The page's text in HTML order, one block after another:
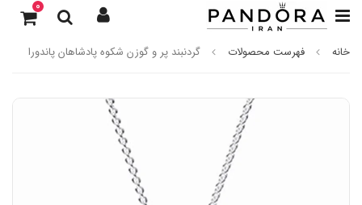
0
خانه فهرست محصولات گردنبند پر و گوزن شکوه پادشاهان پاندورا